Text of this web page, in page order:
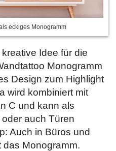
eckiges Monogramm
Idee für die
Monogramm
Design zum Highlight
wird kombiniert mit
C und kann als
auch Türen
Auch in Büros und
Monogramm.